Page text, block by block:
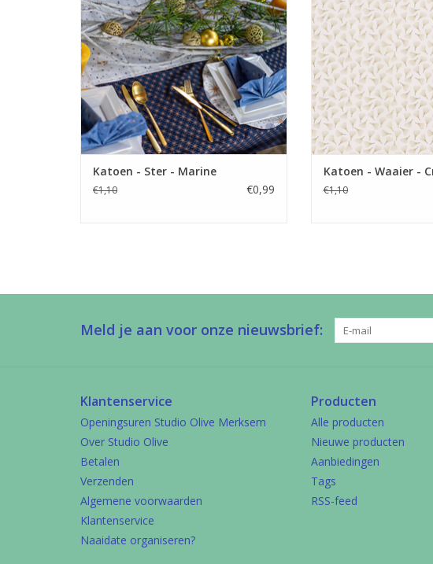
TOEVOEGEN AAN WINKELWAGEN
Katoen - Ster - Marine
€1,10 €0,99
TOEVOEGEN AAN
Katoen - Waaier -
€1,10
Meld je aan voor onze nieuwsbrief:
Klantenservice
Openingsuren Studio Olive Merksem
Over Studio Olive
Betalen
Verzenden
Algemene voorwaarden
Klantenservice
Naaidate organiseren?
Producten
Alle producten
Nieuwe producten
Aanbiedingen
Tags
RSS-feed